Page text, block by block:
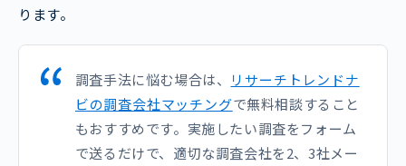
ります。
調査手法に悩む場合は、
リサーチトレンドナ
ビの調査会社マッチングで無料相談すること
もおすすめです。実施したい調査をフォーム
で送るだけで、適切な調査会社を2、3社メー